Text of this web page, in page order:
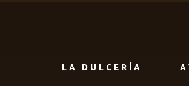
LA DULCERÍA